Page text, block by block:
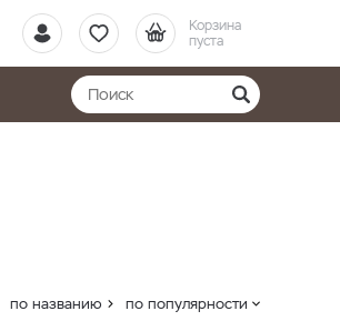
Корзина
пуста
по названию по популярности